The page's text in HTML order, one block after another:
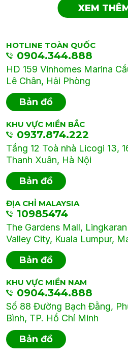
XEM
HOTLINE TOÀN QUỐC
0904.344.888
HD 159 Vinhomes Marina
Lê Chân, Hải Phòng
Bản đồ
KHU VỰC MIỀN BẮC
0937.874.222
Tầng 12 Toà nhà Licogi 13,
Thanh Xuân, Hà Nội
Bản đồ
ĐỊA CHỈ MALAYSIA
10985474
The Gardens Mall,
Valley City, Kuala Lumpur,
Bản đồ
KHU VỰC MIỀN NAM
0904.344.888
Số 88 Đường Bạch Đằng,
Bình, TP. Hồ Chí Minh
Bản đồ